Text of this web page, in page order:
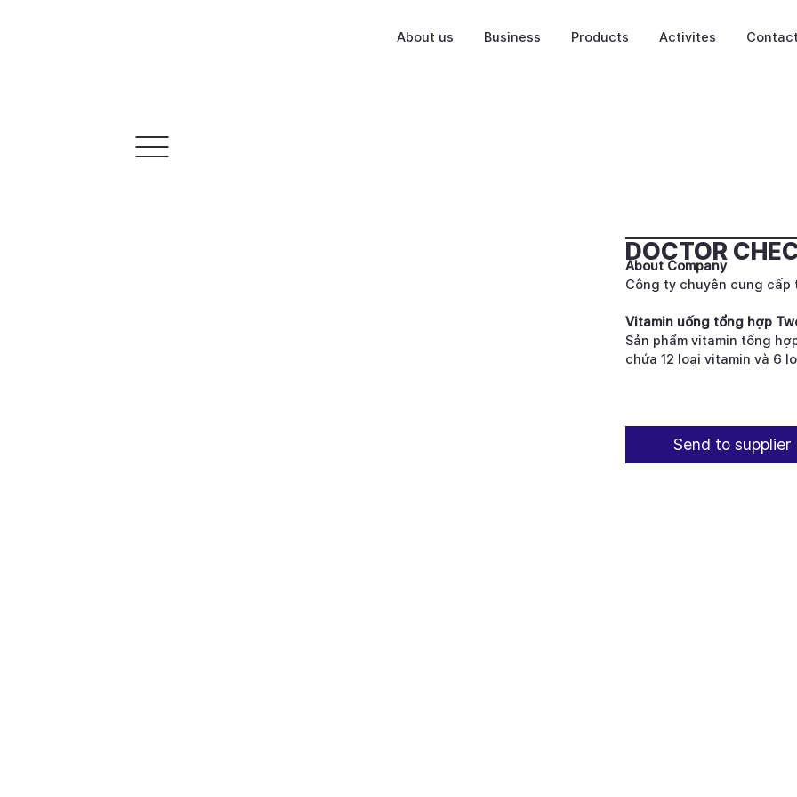
About us Business Products Activites Contact
DOCTOR
About Company
Công ty chuyên cung cấp
Vitamin uống tổng hợp
Sản phẩm vitamin tổng
chứa 12 loại vitamin và 6
Send to supplier